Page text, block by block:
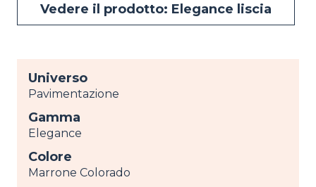
Vedere il prodotto: Elegance liscia
Universo
Pavimentazione
Gamma
Elegance
Colore
Marrone Colorado